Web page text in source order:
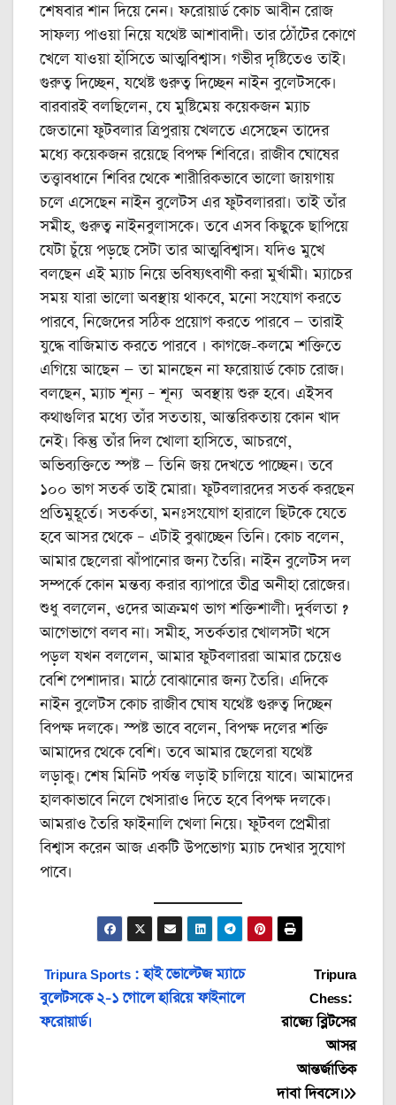
শেষবার শান দিয়ে নেন। ফরোয়ার্ড কোচ আবীন রোজ
সাফল্য পাওয়া নিয়ে যথেষ্ট আশাবাদী। তার ঠোঁটের কোণে
খেলে যাওয়া হাঁসিতে আত্মবিশ্বাস। গভীর দৃষ্টিতেও তাই।
গুরুত্ব দিচ্ছেন, যথেষ্ট গুরুত্ব দিচ্ছেন নাইন বুলেটসকে।
বারবারই বলছিলেন, যে মুষ্টিমেয় কয়েকজন ম্যাচ
জেতানো ফুটবলার ত্রিপুরায় খেলতে এসেছেন তাদের
মধ্যে কয়েকজন রয়েছে বিপক্ষ শিবিরে। রাজীব ঘোষের
তত্ত্বাবধানে শিবির থেকে শারীরিকভাবে ভালো জায়গায়
চলে এসেছেন নাইন বুলেটস এর ফুটবলাররা। তাই তাঁর
সমীহ, গুরুত্ব নাইনবুলাসকে। তবে এসব কিছুকে ছাপিয়ে
যেটা চুঁয়ে পড়ছে সেটা তার আত্মবিশ্বাস। যদিও মুখে
বলছেন এই ম্যাচ নিয়ে ভবিষ্যৎবাণী করা মুর্খামী। ম্যাচের
সময় যারা ভালো অবস্থায় থাকবে, মনো সংযোগ করতে
পারবে, নিজেদের সঠিক প্রয়োগ করতে পারবে — তারাই
যুদ্ধে বাজিমাত করতে পারবে । কাগজে-কলমে শক্তিতে
এগিয়ে আছেন — তা মানছেন না ফরোয়ার্ড কোচ রোজ।
বলছেন, ম্যাচ শূন্য – শূন্য অবস্থায় শুরু হবে। এইসব
কথাগুলির মধ্যে তাঁর সততায়, আন্তরিকতায় কোন খাদ
নেই। কিন্তু তাঁর দিল খোলা হাসিতে, আচরণে,
অভিব্যক্তিতে স্পষ্ট — তিনি জয় দেখতে পাচ্ছেন। তবে
১০০ ভাগ সতর্ক তাই মোরা। ফুটবলারদের সতর্ক করছেন
প্রতিমুহূর্তে। সতর্কতা, মনঃসংযোগ হারালে ছিটকে যেতে
হবে আসর থেকে – এটাই বুঝাচ্ছেন তিনি। কোচ বলেন,
আমার ছেলেরা ঝাঁপানোর জন্য তৈরি। নাইন বুলেটস দল
সম্পর্কে কোন মন্তব্য করার ব্যাপারে তীব্র অনীহা রোজের।
শুধু বললেন, ওদের আক্রমণ ভাগ শক্তিশালী। দুর্বলতা ?
আগেভাগে বলব না। সমীহ, সতর্কতার খোলসটা খসে
পড়ল যখন বললেন, আমার ফুটবলাররা আমার চেয়েও
বেশি পেশাদার। মাঠে বোঝানোর জন্য তৈরি। এদিকে
নাইন বুলেটস কোচ রাজীব ঘোষ যথেষ্ট গুরুত্ব দিচ্ছেন
বিপক্ষ দলকে। স্পষ্ট ভাবে বলেন, বিপক্ষ দলের শক্তি
আমাদের থেকে বেশি। তবে আমার ছেলেরা যথেষ্ট
লড়াকু। শেষ মিনিট পর্যন্ত লড়াই চালিয়ে যাবে। আমাদের
হালকাভাবে নিলে খেসারাও দিতে হবে বিপক্ষ দলকে।
আমরাও তৈরি ফাইনালি খেলা নিয়ে। ফুটবল প্রেমীরা
বিশ্বাস করেন আজ একটি উপভোগ্য ম্যাচ দেখার সুযোগ
পাবে। ‌
Post
navigation
Tripura
Chess:
রাজ্যে ব্লিটসের
আসর
আন্তর্জাতিক
দাবা দিবসে।
Tripura Sports : হাই ভোল্টেজ ম্যাচে
বুলেটসকে ২-১ গোলে হারিয়ে ফাইনালে
ফরোয়ার্ড।